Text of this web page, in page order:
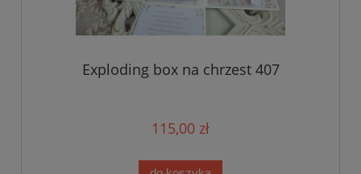
Exploding box na chrzest 407
115,00 zł